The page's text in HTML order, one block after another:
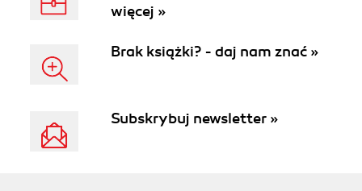
więcej »
Brak książki? - daj nam znać »
Subskrybuj newsletter »